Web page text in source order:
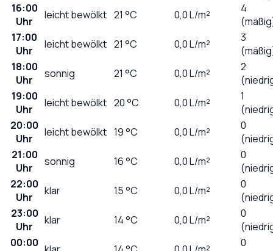
16:00
Uhr
leicht bewölkt 21 °C 0,0L/m²
4
17:00
Uhr
leicht bewölkt 21 °C 0,0L/m²
3
18:00
Uhr
sonnig 21 °C 0,0L/m²
2
19:00
Uhr
leicht bewölkt 20°C 0,0L/m²
1
20:00
Uhr
leicht bewölkt 19°C 0,0L/m²
0
21:00
Uhr
sonnig 16°C 0,0L/m²
0
22:00
Uhr
klar 15°C 0,0L/m²
0
23:00
Uhr
klar 14°C 0,0L/m²
0
00:00
0